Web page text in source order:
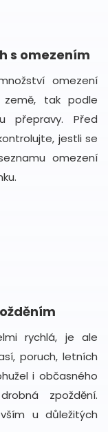
s omezením
omezení
tak podle
přepravy. Před
jestli se
omezení
rychlá, je ale
poruch, letních
i občasného
zpoždění.
u důležitých